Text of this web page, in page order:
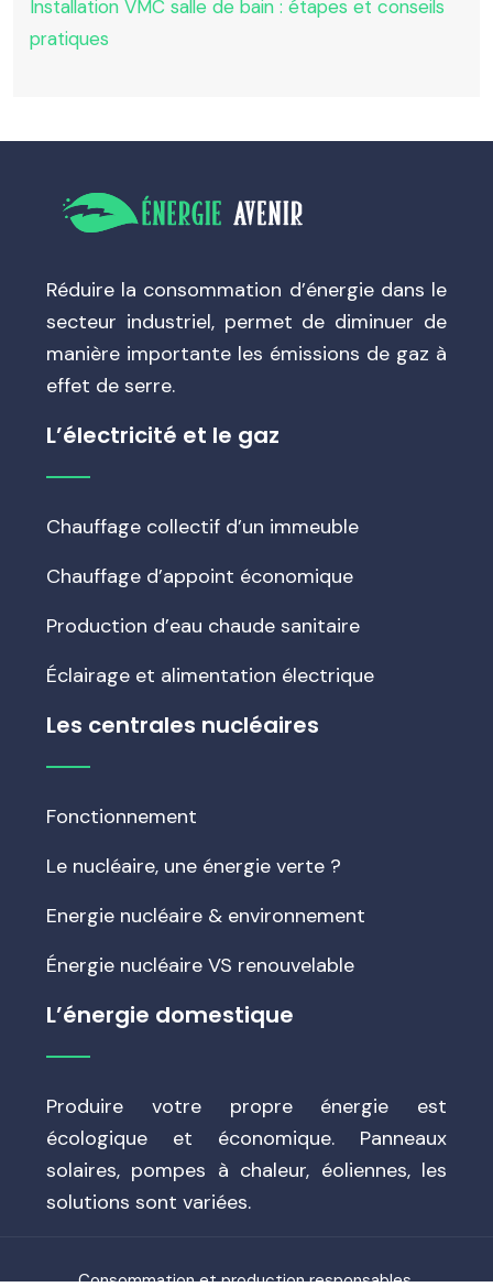
Installation VMC salle de bain : étapes et conseils
pratiques
Réduire la consommation d’énergie dans le
secteur industriel, permet de diminuer de
manière importante les émissions de gaz à
effet de serre.
L’électricité et le gaz
Chauffage collectif d’un immeuble
Chauffage d’appoint économique
Production d’eau chaude sanitaire
Éclairage et alimentation électrique
Les centrales nucléaires
Fonctionnement
Le nucléaire, une énergie verte ?
Energie nucléaire & environnement
Énergie nucléaire VS renouvelable
L’énergie domestique
Produire votre propre énergie est
écologique et économique. Panneaux
solaires, pompes à chaleur, éoliennes, les
solutions sont variées.
Consommation et production responsables.